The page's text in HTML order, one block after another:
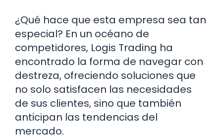
¿Qué hace que esta empresa sea tan
especial? En un océano de
competidores, Logis Trading ha
encontrado la forma de navegar con
destreza, ofreciendo soluciones que
no solo satisfacen las necesidades
de sus clientes, sino que también
anticipan las tendencias del
mercado.